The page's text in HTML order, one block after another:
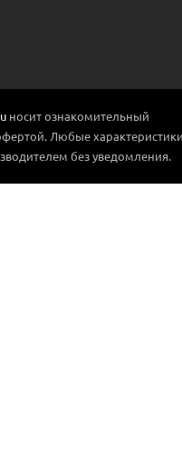
носит ознакомительный
Любые
без уведомления.